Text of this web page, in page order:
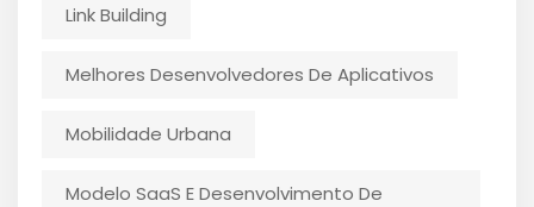
Link Building
Melhores Desenvolvedores De Aplicativos
Mobilidade Urbana
Modelo SaaS E Desenvolvimento De